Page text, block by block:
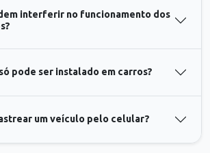
interferir no funcionamento dos
pode ser instalado em carros?
um veículo pelo celular?